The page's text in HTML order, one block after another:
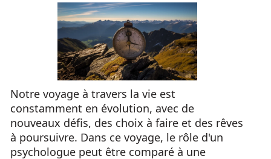
Notre voyage à travers la vie est
constamment en évolution, avec de
nouveaux défis, des choix à faire et des rêves
à poursuivre. Dans ce voyage, le rôle d'un
psychologue peut être comparé à une